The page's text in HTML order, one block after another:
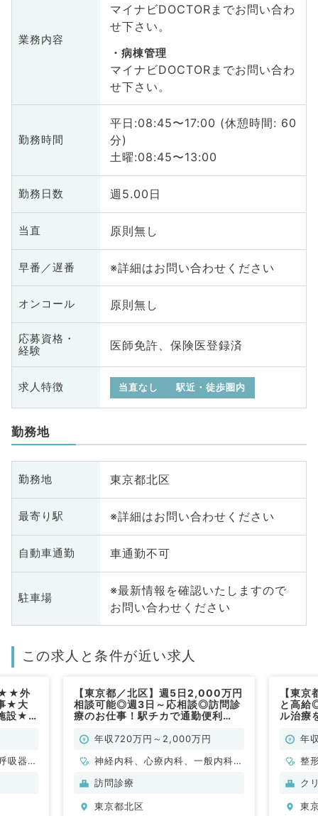
業務内容
マイナビDOCTORまでお問い合わ
せ下さい。
病棟管理
マイナビDOCTORまでお問い合わ
せ下さい。
勤務時間
平日:08:45〜17:00 (休憩時間: 60
分)
土曜:08:45〜13:00
勤務日数 週5.00日
当直 原則無し
早番／遅番 ※詳細はお問い合わせください
オンコール 原則無し
応募資格・
経験
医師免許、保険医登録済
求人特徴 当直なし 駅近・徒歩圏内
勤務地
勤務地 東京都北区
最寄り駅 ※詳細はお問い合わせください
自動車通勤 車通勤不可
駐車場
※最新情報を確認いたしますので
お問い合わせください
この求人と条件が近い求人
★★外
★大
設★
吸器内
【東京都／北区】週5日2,000万円
相談可能◎週3日～応相談◎訪問診
療のお仕事！駅チカで通勤便利
年収720万円～2,000万円
神経内科、心療内科、一般内科、
循環器内科、呼吸器内科、消化器
科、老年内科、膠原病科
訪問診療
東京都北区
【東
と高給
ル治療
年
整
循
外
ク
東